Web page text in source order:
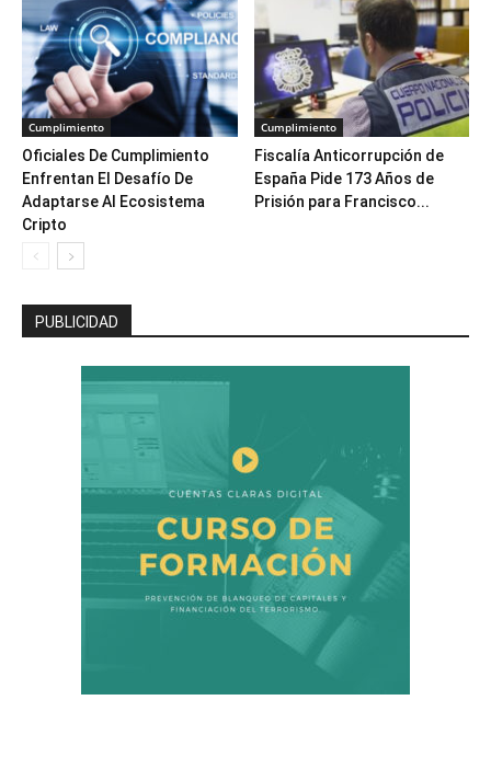
Cumplimiento
Oficiales De Cumplimiento
Enfrentan El Desafío De
Adaptarse Al Ecosistema
Cripto
Cumplimiento
Fiscalía Anticorrupción de
España Pide 173 Años de
Prisión para Francisco...
PUBLICIDAD